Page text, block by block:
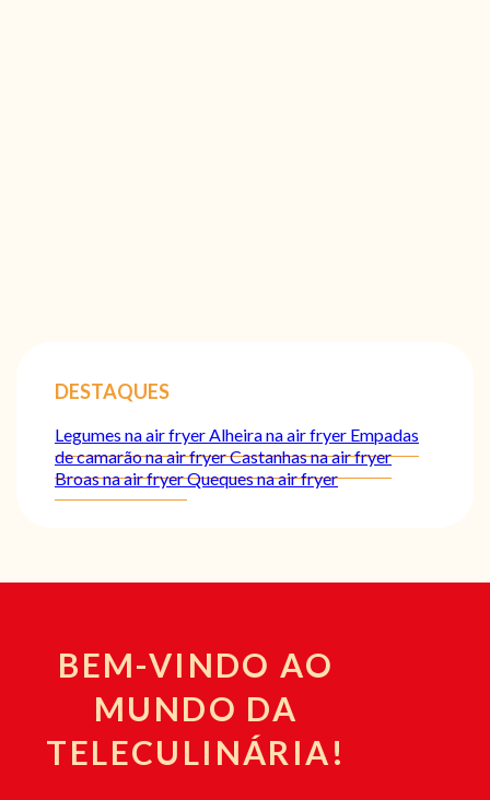
DESTAQUES
Legumes na air fryer Alheira na air fryer Empadas
de camarão na air fryerCastanhas na air fryer
Broas na air fryerQueques na air fryer
BEM-VINDO AO
MUNDO DA
TELECULINÁRIA!